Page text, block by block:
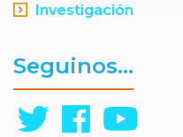
Investigación
Seguinos...